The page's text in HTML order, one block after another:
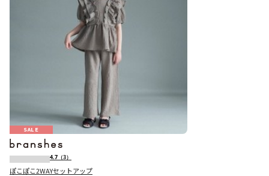
SALE
4.7 （3）
ぽこぽこ2WAYセットアップ